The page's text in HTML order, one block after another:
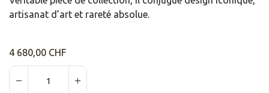
artisanat d’art et rareté absolue.
4 680,00 CHF